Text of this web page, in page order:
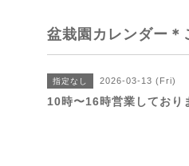
盆栽園カレンダー＊
指定なし 2026-03-13 (Fri)
10時〜16時営業しており